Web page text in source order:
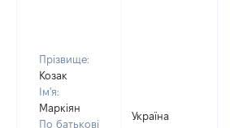
Прізвище:
Козак
Ім'я:
Маркіян
По батькові
Україна